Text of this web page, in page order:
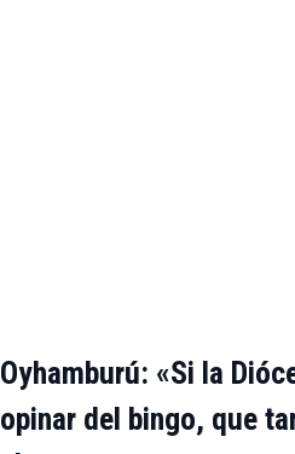
Oyhamburú: «Si la
opinar del bingo, que